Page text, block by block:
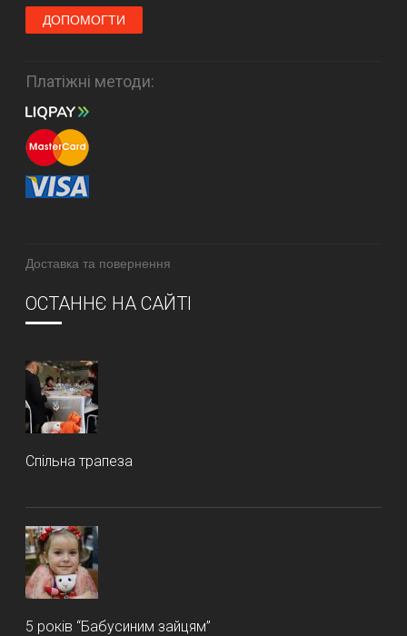
ДОПОМОГТИ
Платіжні методи:
Доставка та повернення
ОСТАННЄ НА САЙТІ
Спільна трапеза
5 років “Бабусиним зайцям”